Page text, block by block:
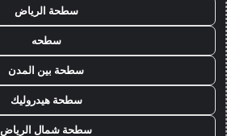
سطحة الرياض
سطحه
سطحة بين المدن
سطحة هيدروليك
سطحة شمال الرياض